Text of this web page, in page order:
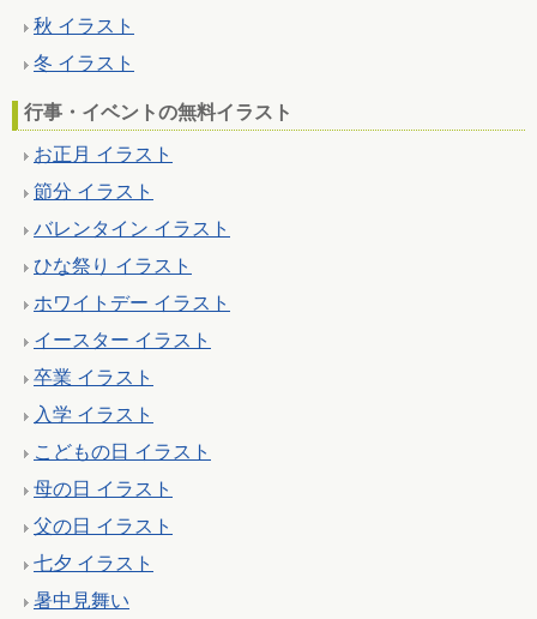
秋 イラスト
冬 イラスト
行事・イベントの無料イラスト
お正月 イラスト
節分 イラスト
バレンタイン イラスト
ひな祭り イラスト
ホワイトデー イラスト
イースター イラスト
卒業 イラスト
入学 イラスト
こどもの日 イラスト
母の日 イラスト
父の日 イラスト
七夕 イラスト
暑中見舞い